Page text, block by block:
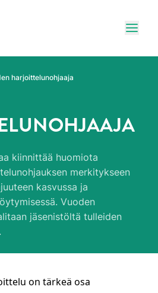
harjoittelunohjaaja
kiinnittää huomiota
merkitykseen
kasvussa ja
Vuoden
jäsenistöltä tulleiden
on tärkeä osa